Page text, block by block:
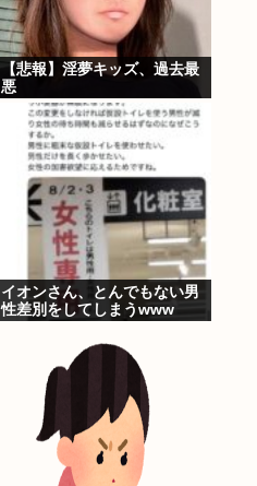
【悲報】淫夢キッズ、過去最
悪
イオンさん、とんでもない男
性差別をしてしまうwww